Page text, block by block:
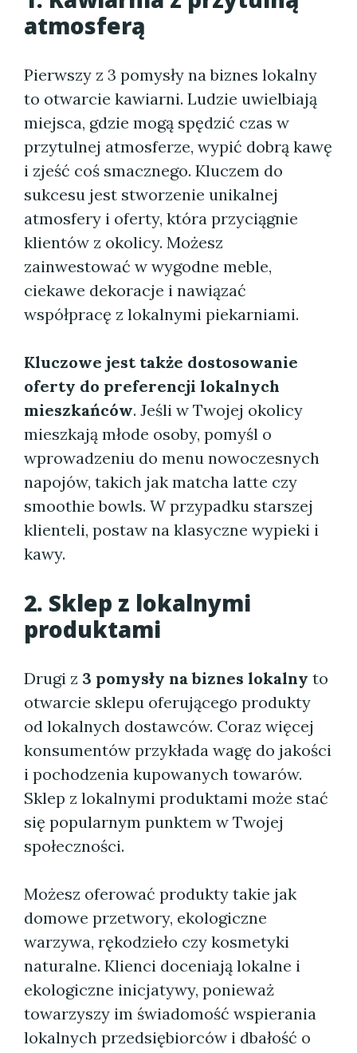
atmosferą
Pierwszy z 3 pomysły na biznes lokalny
to otwarcie kawiarni. Ludzie uwielbiają
miejsca, gdzie mogą spędzić czas w
przytulnej atmosferze, wypić dobrą kawę
i zjeść coś smacznego. Kluczem do
sukcesu jest stworzenie unikalnej
atmosfery i oferty, która przyciągnie
klientów z okolicy. Możesz
zainwestować w wygodne meble,
ciekawe dekoracje i nawiązać
współpracę z lokalnymi piekarniami.
Kluczowe jest także dostosowanie
oferty do preferencji lokalnych
mieszkańców. Jeśli w Twojej okolicy
mieszkają młode osoby, pomyśl o
wprowadzeniu do menu nowoczesnych
napojów, takich jak matcha latte czy
smoothie bowls. W przypadku starszej
klienteli, postaw na klasyczne wypieki i
kawy.
2. Sklep z lokalnymi
produktami
Drugi z 3 pomysły na biznes lokalny to
otwarcie sklepu oferującego produkty
od lokalnych dostawców. Coraz więcej
konsumentów przykłada wagę do jakości
i pochodzenia kupowanych towarów.
Sklep z lokalnymi produktami może stać
się popularnym punktem w Twojej
społeczności.
Możesz oferować produkty takie jak
domowe przetwory, ekologiczne
warzywa, rękodzieło czy kosmetyki
naturalne. Klienci doceniają lokalne i
ekologiczne inicjatywy, ponieważ
towarzyszy im świadomość wspierania
lokalnych przedsiębiorców i dbałość o